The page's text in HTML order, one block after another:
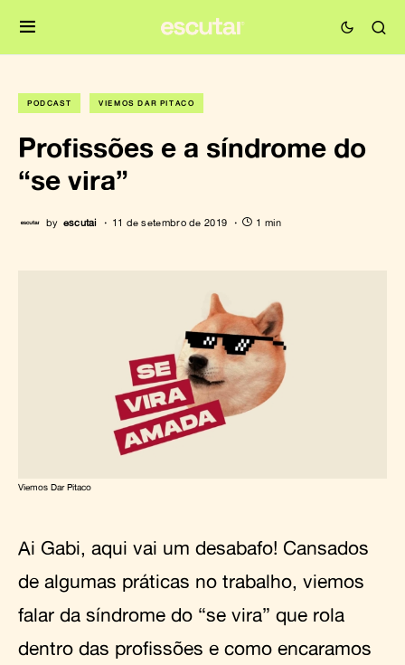
PODCAST VIEMOS DAR PITACO
Profissões e a síndrome do
“se vira”
by escutai 11 de setembro de 2019 1 min
Viemos Dar Pitaco
Ai Gabi, aqui vai um desabafo! Cansados
de algumas práticas no trabalho, viemos
falar da síndrome do “se vira” que rola
dentro das profissões e como encaramos